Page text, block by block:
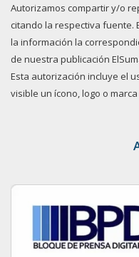
Autorizamos compartir y/o
citando la respectiva fuente.
la información la
de nuestra publicación
Esta autorización incluye el
visible un ícono, logo o